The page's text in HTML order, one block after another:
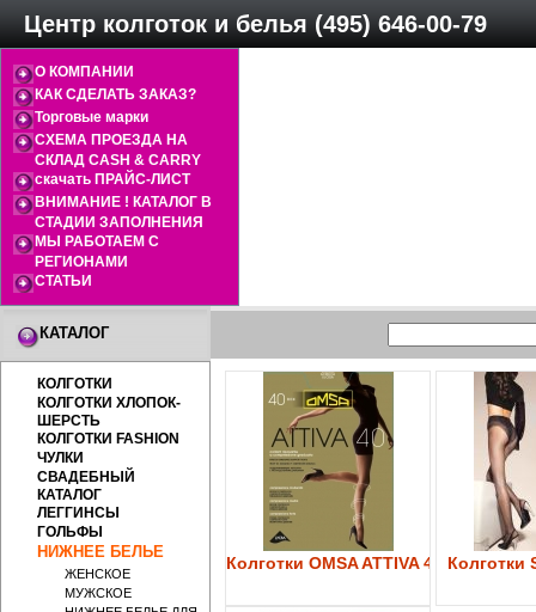
Центр колготок и белья (495) 646-00-79
О КОМПАНИИ
КАК СДЕЛАТЬ ЗАКАЗ?
Торговые марки
СХЕМА ПРОЕЗДА НА
СКЛАД CASH & CARRY
скачать ПРАЙС-ЛИСТ
ВНИМАНИЕ ! КАТАЛОГ В
СТАДИИ ЗАПОЛНЕНИЯ
МЫ РАБОТАЕМ С
РЕГИОНАМИ
СТАТЬИ
КАТАЛОГ
КОЛГОТКИ
КОЛГОТКИ ХЛОПОК-
ШЕРСТЬ
КОЛГОТКИ FASHION
ЧУЛКИ
СВАДЕБНЫЙ
КАТАЛОГ
ЛЕГГИНСЫ
ГОЛЬФЫ
НИЖНЕЕ БЕЛЬЕ
ЖЕНСКОЕ
МУЖСКОЕ
Колготки OMSA ATTIVA 40 Колготки